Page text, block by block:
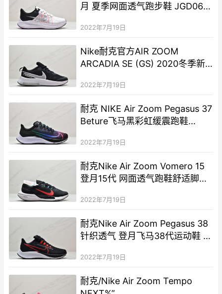
月 夏季网面透气跑步鞋 JGD060-
2022年7月19日
Nike耐克官方AIR ZOOM
ARCADIA SE (GS) 2020冬季新
2022年7月19日
耐克 NIKE Air Zoom Pegasus 37
Beture飞马黑彩虹缓震跑鞋
2022年7月19日
耐克Nike Air Zoom Vomero 15
登月15代 网面透气跑鞋舒适脚感
2022年7月19日
耐克Nike Air Zoom Pegasus 38
针织透气 登月飞马38代运动鞋 极
2022年7月19日
耐克/Nike Air Zoom Tempo